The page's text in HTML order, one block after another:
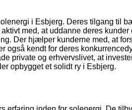
i Esbjerg. Deres tilgang til
med, at uddanne deres kunder
Der hjælper kunderne med, at
også kendt for deres
private og erhvervslivet, at
opbygget et solidt ry i Esbjerg.